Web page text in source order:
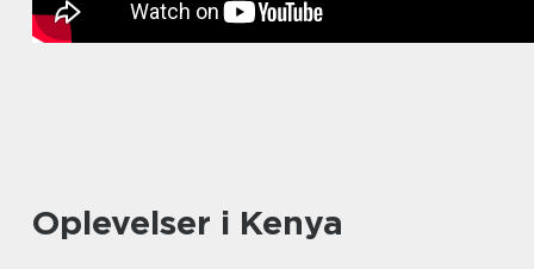
Oplevelser i Kenya